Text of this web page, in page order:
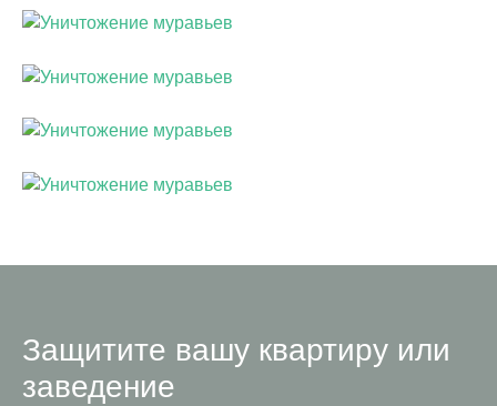
Защитите вашу квартиру или
заведение